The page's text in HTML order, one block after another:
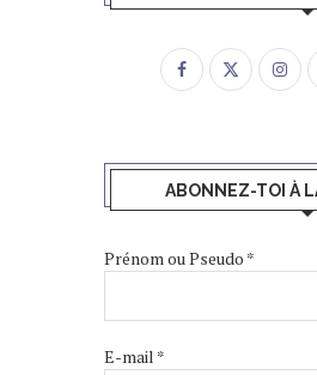
ABONNEZ-TOI À
Prénom ou Pseudo *
E-mail *